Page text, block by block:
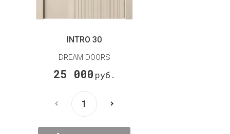
INTRO 25
DREAM DOORS
25 000 руб.